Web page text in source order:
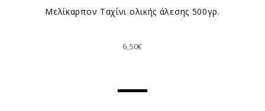
Μελίκαρπον Ταχίνι ολικής άλεσης 500γρ.
6,50€